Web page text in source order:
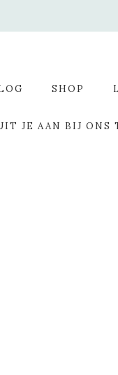
SHOP
JE AAN BIJ ONS